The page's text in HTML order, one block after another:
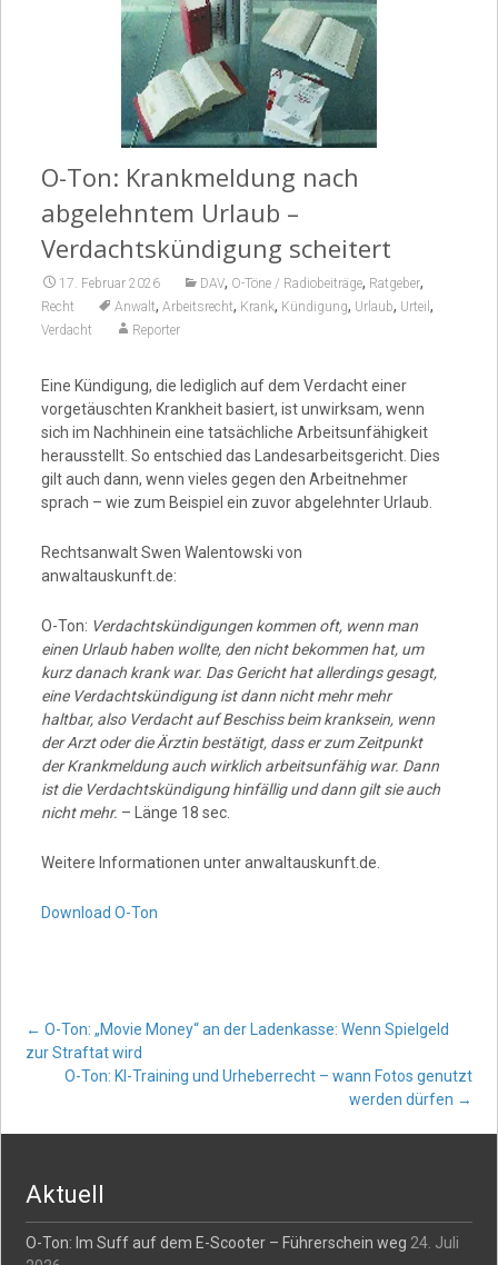
O-Ton: Krankmeldung nach
abgelehntem Urlaub –
Verdachtskündigung scheitert
17. Februar 2026 DAV, O-Töne / Radiobeiträge, Ratgeber,
Recht Anwalt, Arbeitsrecht, Krank, Kündigung, Urlaub, Urteil ,
Verdacht Reporter
Eine Kündigung, die lediglich auf dem Verdacht einer
vorgetäuschten Krankheit basiert, ist unwirksam, wenn
sich im Nachhinein eine tatsächliche Arbeitsunfähigkeit
herausstellt. So entschied das Landesarbeitsgericht. Dies
gilt auch dann, wenn vieles gegen den Arbeitnehmer
sprach – wie zum Beispiel ein zuvor abgelehnter Urlaub.
Rechtsanwalt Swen Walentowski von
anwaltauskunft.de:
O-Ton: Verdachtskündigungen kommen oft, wenn man
einen Urlaub haben wollte, den nicht bekommen hat, um
kurz danach krank war. Das Gericht hat allerdings gesagt,
eine Verdachtskündigung ist dann nicht mehr mehr
haltbar, also Verdacht auf Beschiss beim kranksein, wenn
der Arzt oder die Ärztin bestätigt, dass er zum Zeitpunkt
der Krankmeldung auch wirklich arbeitsunfähig war. Dann
ist die Verdachtskündigung hinfällig und dann gilt sie auch
nicht mehr. – Länge 18 sec.
Weitere Informationen unter anwaltauskunft.de.
Download O-Ton
Post
navigation
← O-Ton: „Movie Money“ an der Ladenkasse: Wenn Spielgeld
zur Straftat wird
O-Ton: KI-Training und Urheberrecht – wann Fotos genutzt
werden dürfen →
Aktuell
O-Ton: Im Suff auf dem E-Scooter – Führerschein weg 24. Juli